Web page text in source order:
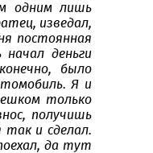
одним лишь
изведал,
постоянная
деньги
было
Я и
только
получишь
и сделал.
да тут